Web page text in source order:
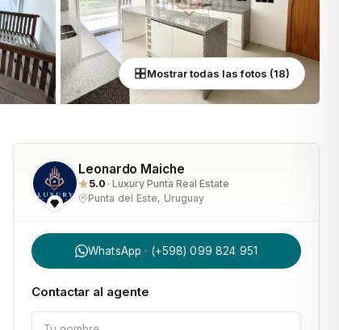
Mostrar todas las fotos (18)
Leonardo Maiche
5.0 · Luxury Punta Real Estate
Punta del Este, Uruguay
WhatsApp · (+598) 099 824 951
Contactar al agente